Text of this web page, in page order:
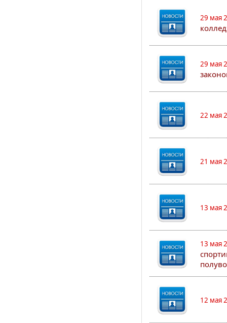
29 мая
29 мая
22 мая
21 мая
13 мая
13 мая
12 мая